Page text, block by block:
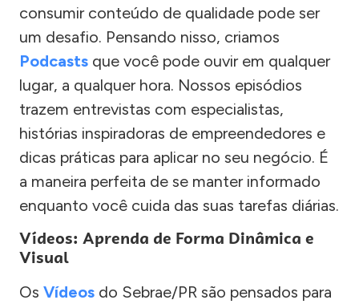
consumir conteúdo de qualidade pode ser
um desafio. Pensando nisso, criamos
Podcasts que você pode ouvir em qualquer
lugar, a qualquer hora. Nossos episódios
trazem entrevistas com especialistas,
histórias inspiradoras de empreendedores e
dicas práticas para aplicar no seu negócio. É
a maneira perfeita de se manter informado
enquanto você cuida das suas tarefas diárias.
Vídeos: Aprenda de Forma Dinâmica e
Visual
Os Vídeos do Sebrae/PR são pensados para